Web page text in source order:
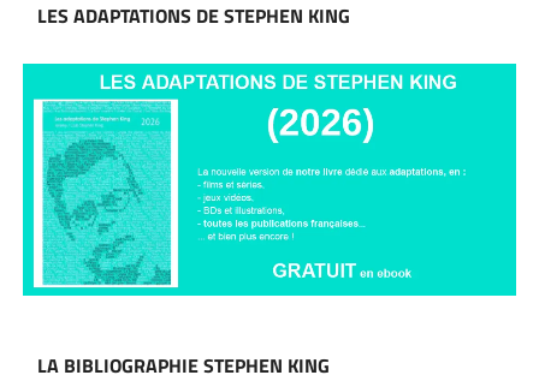
LES ADAPTATIONS DE STEPHEN KING
LA BIBLIOGRAPHIE STEPHEN KING